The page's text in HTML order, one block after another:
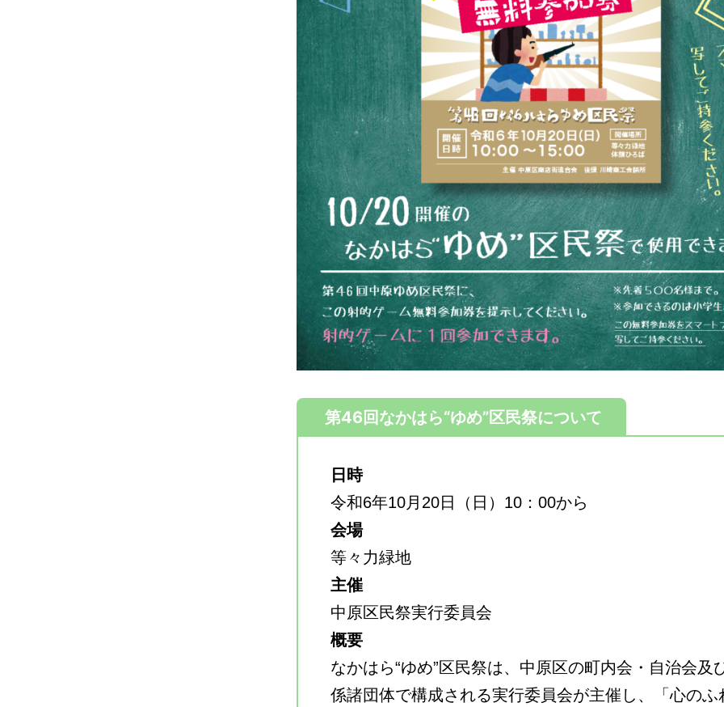
第46回なかはら“ゆめ”区民祭について
日時
令和6年10月20日（日）10：00から
会場
等々力緑地
主催
中原区民祭実行委員会
概要
なかはら“ゆめ”区民祭は、中原区の町内会・自治会及
係諸団体で構成される実行委員会が主催し、「心のふ